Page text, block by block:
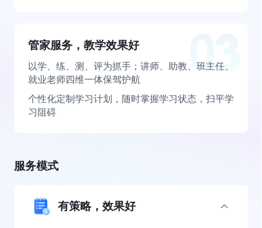
管家服务，教学效果好
以学、练、测、评为抓手；讲师、助教、班主任、
就业老师四维一体保驾护航
个性化定制学习计划，随时掌握学习状态，扫平学
习阻碍
服务模式
有策略，效果好